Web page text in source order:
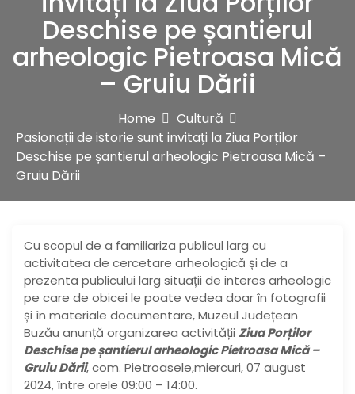
Deschise pe șantierul
arheologic Pietroasa Mică
– Gruiu Dării
Home
Cultură
Pasionații de istorie sunt invitați la Ziua Porților
Deschise pe șantierul arheologic Pietroasa Mică –
Gruiu Dării
Cu scopul de a familiariza publicul larg cu
activitatea de cercetare arheologică și de a
prezenta publicului larg situații de interes arheologic
pe care de obicei le poate vedea doar în fotografii
și în materiale documentare, Muzeul Județean
Buzău anunță organizarea activității Ziua Porților
Deschise pe șantierul arheologic Pietroasa Mică –
Gruiu Dării, com. Pietroasele,miercuri, 07 august
2024, între orele 09:00 – 14:00.